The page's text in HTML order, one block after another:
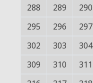
288
289 290
295
296 297
302
303 304
309
310 311